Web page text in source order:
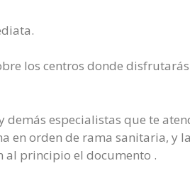
los centros donde
demás especialistas que te
en orden de rama sanitaria, y
al principio el documento .